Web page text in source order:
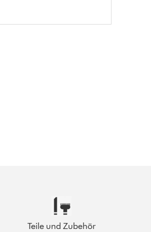
Teile und Zubehör